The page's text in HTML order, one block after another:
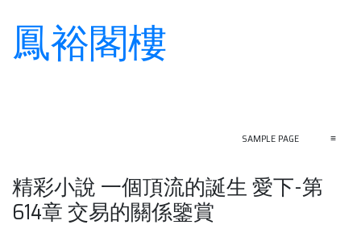
Skip
to
鳳裕閣樓
SAMPLE PAGE ≡
精彩小說 一個頂流的誕生 愛下-第
614章 交易的關係鑒賞